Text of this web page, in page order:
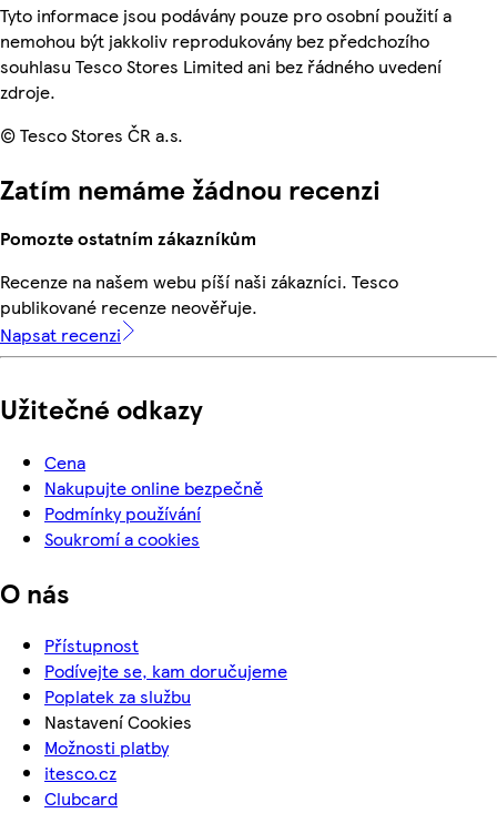
Tyto informace jsou podávány pouze pro osobní použití a
nemohou být jakkoliv reprodukovány bez předchozího
souhlasu Tesco Stores Limited ani bez řádného uvedení
zdroje.
© Tesco Stores ČR a.s.
Zatím nemáme žádnou recenzi
Pomozte ostatním zákazníkům
Recenze na našem webu píší naši zákazníci. Tesco
publikované recenze neověřuje.
Napsat recenzi
Užitečné odkazy
Cena
Nakupujte online bezpečně
Podmínky používání
Soukromí a cookies
O nás
Přístupnost
Podívejte se, kam doručujeme
Poplatek za službu
Nastavení Cookies
Možnosti platby
itesco.cz
Clubcard